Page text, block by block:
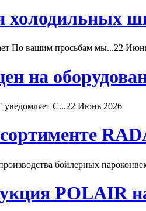
холодильных
По вашим просьбам мы...22
на
С...22 Июнь 2026
бойлерных
POLAIR